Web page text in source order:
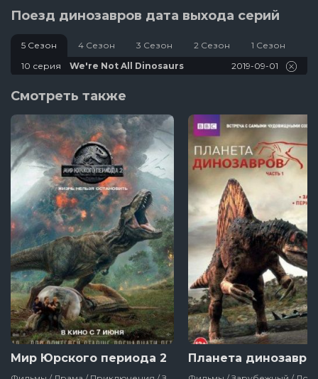
Поезд динозавров дата выхода серий
5 Сезон 4 Сезон 3 Сезон 2 Сезон
1 Сезон
10 серия
We're Not All Dinosaurs 2019-09-01
Смотреть также
Мир Юрского периода 2 Планета